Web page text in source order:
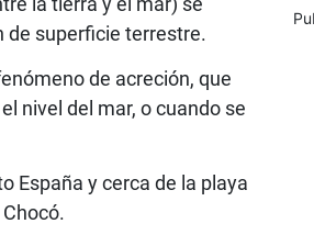
de superficie terrestre.
de acreción, que
nivel del mar, o cuando se
España y cerca de la playa